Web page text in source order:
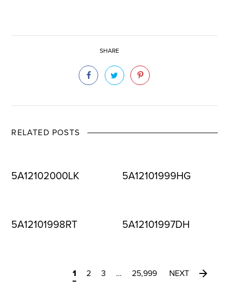
SHARE
RELATED POSTS
5A12102000LK 5A12101999HG
5A12101998RT 5A12101997DH
1 2 3 … 25,999 NEXT